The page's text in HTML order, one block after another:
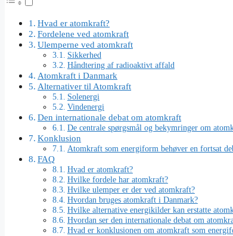
Hvad er atomkraft?
Fordelene ved atomkraft
Ulemperne ved atomkraft
Sikkerhed
Håndtering af radioaktivt affald
Atomkraft i Danmark
Alternativer til Atomkraft
Solenergi
Vindenergi
Den internationale debat om atomkraft
De centrale spørgsmål og bekymringer om
Konklusion
Atomkraft som energiform behøver en fortsat
FAQ
Hvad er atomkraft?
Hvilke fordele har atomkraft?
Hvilke ulemper er der ved atomkraft?
Hvordan bruges atomkraft i Danmark?
Hvilke alternative energikilder kan erstatte
Hvordan ser den internationale debat om
Hvad er konklusionen om atomkraft som